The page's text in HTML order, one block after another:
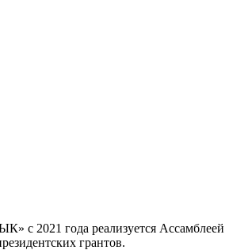
с 2021 года реализуется Ассамблеей
грантов.